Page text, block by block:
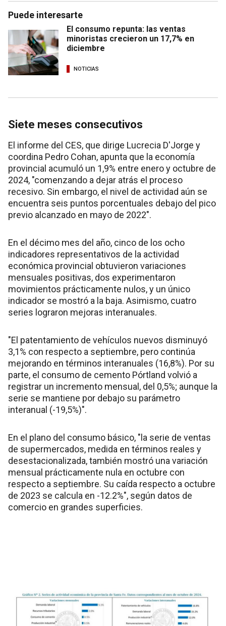
Puede interesarte
El consumo repunta: las ventas
minoristas crecieron un 17,7% en
diciembre
NOTICIAS
Siete meses consecutivos
El informe del CES, que dirige Lucrecia D'Jorge y
coordina Pedro Cohan, apunta que la economía
provincial acumuló un 1,9% entre enero y octubre de
2024, "comenzando a dejar atrás el proceso
recesivo. Sin embargo, el nivel de actividad aún se
encuentra seis puntos porcentuales debajo del pico
previo alcanzado en mayo de 2022".
En el décimo mes del año, cinco de los ocho
indicadores representativos de la actividad
económica provincial obtuvieron variaciones
mensuales positivas, dos experimentaron
movimientos prácticamente nulos, y un único
indicador se mostró a la baja. Asimismo, cuatro
series lograron mejoras interanuales.
"El patentamiento de vehículos nuevos disminuyó
3,1% con respecto a septiembre, pero continúa
mejorando en términos interanuales (16,8%). Por su
parte, el consumo de cemento Pórtland volvió a
registrar un incremento mensual, del 0,5%; aunque la
serie se mantiene por debajo su parámetro
interanual (-19,5%)".
En el plano del consumo básico, "la serie de ventas
de supermercados, medida en términos reales y
desestacionalizada, también mostró una variación
mensual prácticamente nula en octubre con
respecto a septiembre. Su caída respecto a octubre
de 2023 se calcula en -12.2%", según datos de
comercio en grandes superficies.